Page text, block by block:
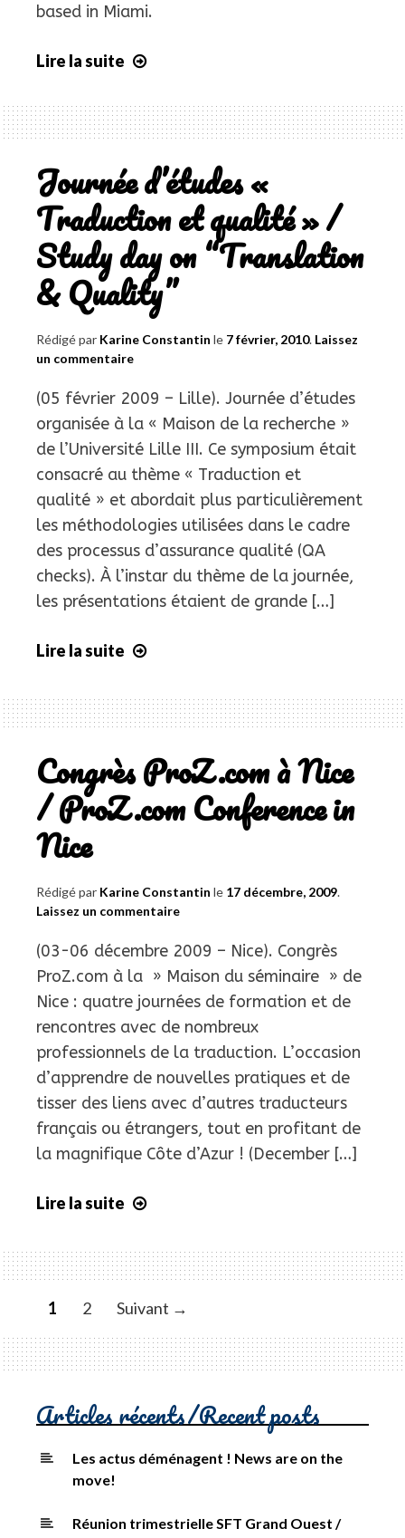
based in Miami.
Lire la suite
Atlantique
/
visit
Journée d’études «
Traduction et qualité » /
Study day on “Translation
& Quality”
Rédigé par Karine Constantin le 7 février, 2010. Laissez
un commentaire
(05 février 2009 – Lille). Journée d’études
organisée à la « Maison de la recherche »
de l’Université Lille III. Ce symposium était
consacré au thème « Traduction et
qualité » et abordait plus particulièrement
les méthodologies utilisées dans le cadre
des processus d’assurance qualité (QA
checks). À l’instar du thème de la journée,
les présentations étaient de grande […]
Lire la suite
«
Traduction
qualité
/
on
“Translation
&
Quality”
Congrès ProZ.com à Nice
/ ProZ.com Conference in
Nice
Rédigé par Karine Constantin le 17 décembre, 2009.
Laissez un commentaire
(03-06 décembre 2009 – Nice). Congrès
ProZ.com à la » Maison du séminaire » de
Nice : quatre journées de formation et de
rencontres avec de nombreux
professionnels de la traduction. L’occasion
d’apprendre de nouvelles pratiques et de
tisser des liens avec d’autres traducteurs
français ou étrangers, tout en profitant de
la magnifique Côte d’Azur ! (December […]
Lire la suite
à
Nice
Conference
in
ur
rle
ic
l
e
1 2 Suivant →
Articles récents/Recent posts
Les actus déménagent ! News are on the
move!
Réunion trimestrielle SFT Grand Ouest /